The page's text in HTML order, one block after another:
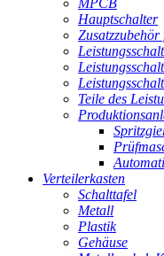
MPCB
Hauptschalter
Teile des
Verteilerkasten
Schalttafel
Metall
Plastik
Gehäuse